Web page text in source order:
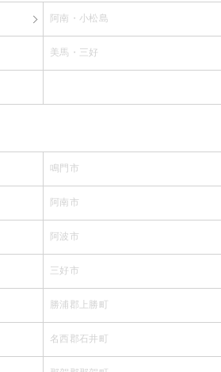
阿南・小松島
美馬・三好
鳴門市
阿南市
阿波市
三好市
勝浦郡上勝町
名西郡石井町